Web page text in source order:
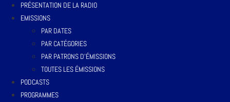
PRÉSENTATION DE LA RADIO
EMISSIONS
PAR DATES
PAR CATÉGORIES
PAR PATRONS D’ÉMISSIONS
TOUTES LES ÉMISSIONS
PODCASTS
PROGRAMMES